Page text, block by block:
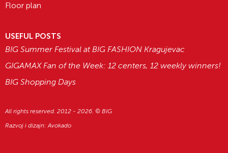
Floor plan
USEFUL POSTS
BIG Summer Festival at BIG FASHION Kragujevac
GIGAMAX Fan of the Week: 12 centers, 12 weekly winners!
BIG Shopping Days
All rights reserved. 2012 - 2026. © BIG
Razvoj i dizajn:Avokado